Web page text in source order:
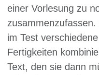
einer Vorlesung zu
im Test
Fertigkeiten
Text, den sie dann